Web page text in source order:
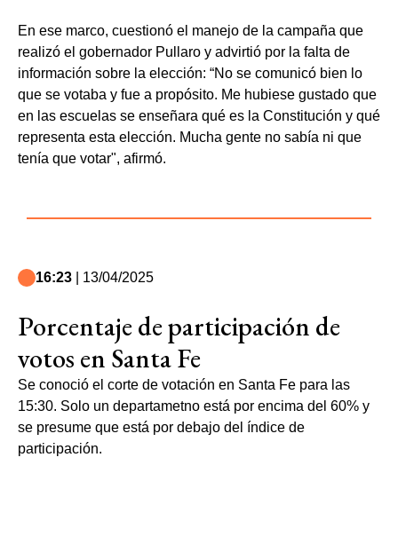
En ese marco, cuestionó el manejo de la campaña que
realizó el gobernador Pullaro y advirtió por la falta de
información sobre la elección: “No se comunicó bien lo
que se votaba y fue a propósito. Me hubiese gustado que
en las escuelas se enseñara qué es la Constitución y qué
representa esta elección. Mucha gente no sabía ni que
tenía que votar", afirmó.
16:23 | 13/04/2025
Porcentaje de participación de
votos en Santa Fe
Se conoció el corte de votación en Santa Fe para las
15:30. Solo un departametno está por encima del 60% y
se presume que está por debajo del índice de
participación.